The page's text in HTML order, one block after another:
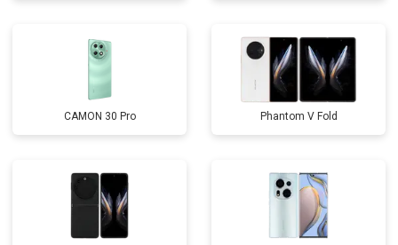
CAMON 30 Pro Phantom V Fold